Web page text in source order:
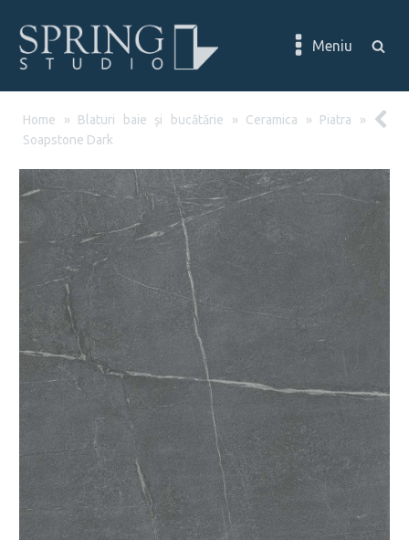
Meniu
Home » Blaturi baie și bucătărie » Ceramica » Piatra »
Soapstone Dark